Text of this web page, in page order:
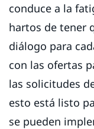
conduce a la
hartos de tener
diálogo para
con las ofertas
las solicitudes
esto está listo
se pueden